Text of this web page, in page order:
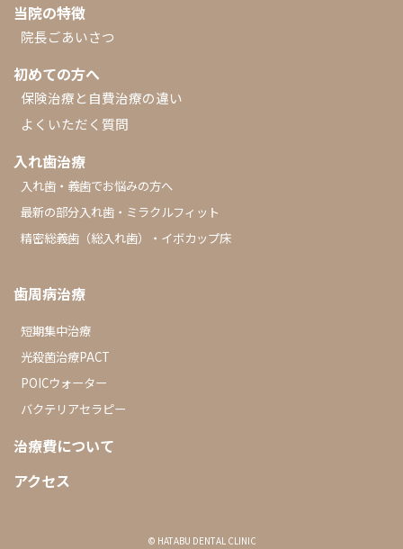
当院の特徴
院長ごあいさつ
初めての方へ
保険治療と自費治療の違い
よくいただく質問
入れ歯治療
入れ歯・義歯でお悩みの方へ
最新の部分入れ歯・ミラクルフィット
精密総義歯（総入れ歯）・イボカップ床
歯周病治療
短期集中治療
光殺菌治療PACT
POICウォーター
バクテリアセラピー
治療費について
アクセス
© HATABU DENTAL CLINIC